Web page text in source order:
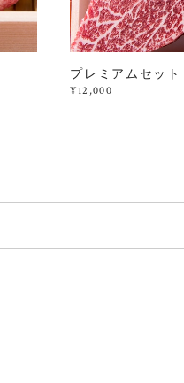
プレミアムセット
¥12,000